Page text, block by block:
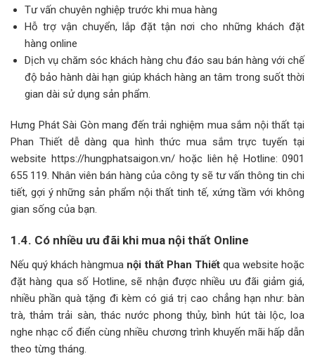
Tư vấn chuyên nghiệp trước khi mua hàng
Hỗ trợ vận chuyển, lắp đặt tận nơi cho những khách đặt
hàng online
Dịch vụ chăm sóc khách hàng chu đáo sau bán hàng với chế
độ bảo hành dài hạn giúp khách hàng an tâm trong suốt thời
gian dài sử dụng sản phẩm.
Hưng Phát Sài Gòn mang đến trải nghiệm mua sắm nội thất tại
Phan Thiết dễ dàng qua hình thức mua sắm trực tuyến tại
website https://hungphatsaigon.vn/ hoặc liên hệ Hotline: 0901
655 119. Nhân viên bán hàng của công ty sẽ tư vấn thông tin chi
tiết, gợi ý những sản phẩm nội thất tinh tế, xứng tầm với không
gian sống của bạn.
1.4. Có nhiều ưu đãi khi mua nội thất Online
Nếu quý khách hàngmua nội thất Phan Thiếtqua website hoặc
đặt hàng qua số Hotline, sẽ nhận được nhiều ưu đãi giảm giá,
nhiều phần quà tặng đi kèm có giá trị cao chẳng hạn như: bàn
trà, thảm trải sàn, thác nước phong thủy, bình hút tài lộc, loa
nghe nhạc cổ điển cùng nhiều chương trình khuyến mãi hấp dẫn
theo từng tháng.